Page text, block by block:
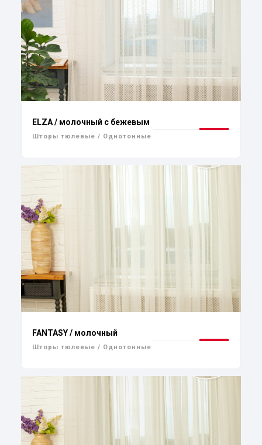
ELZA / молочный с бежевым
Шторы тюлевые / Однотонные
FANTASY / молочный
Шторы тюлевые / Однотонные